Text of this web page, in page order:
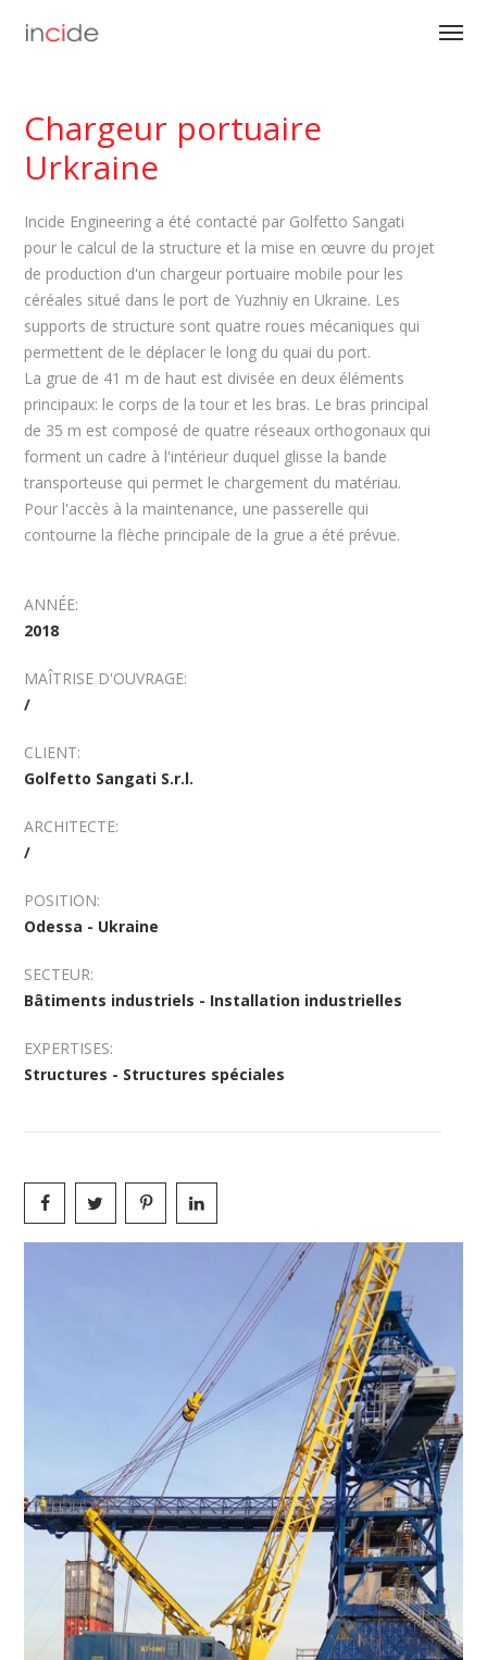
Chargeur portuaire
Urkraine
Incide Engineering a été contacté par Golfetto Sangati
pour le calcul de la structure et la mise en œuvre du projet
de production d'un chargeur portuaire mobile pour les
céréales situé dans le port de Yuzhniy en Ukraine. Les
supports de structure sont quatre roues mécaniques qui
permettent de le déplacer le long du quai du port.
La grue de 41 m de haut est divisée en deux éléments
principaux: le corps de la tour et les bras. Le bras principal
de 35 m est composé de quatre réseaux orthogonaux qui
forment un cadre à l'intérieur duquel glisse la bande
transporteuse qui permet le chargement du matériau.
Pour l'accès à la maintenance, une passerelle qui
contourne la flèche principale de la grue a été prévue.
ANNÉE:
2018
MAÎTRISE D'OUVRAGE:
/
CLIENT:
Golfetto Sangati S.r.l.
ARCHITECTE:
/
POSITION:
Odessa - Ukraine
SECTEUR:
Bâtiments industriels - Installation industrielles
EXPERTISES:
Structures - Structures spéciales